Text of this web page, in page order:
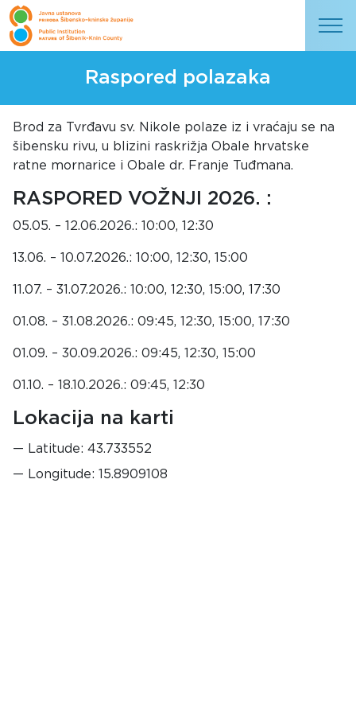
Raspored polazaka
Brod za Tvrđavu sv. Nikole polaze iz i vraćaju se na
šibensku rivu, u blizini raskrižja Obale hrvatske
ratne mornarice i Obale dr. Franje Tuđmana.
RASPORED VOŽNJI 2026. :
05.05. – 12.06.2026.: 10:00, 12:30
13.06. – 10.07.2026.: 10:00, 12:30, 15:00
11.07. – 31.07.2026.: 10:00, 12:30, 15:00, 17:30
01.08. – 31.08.2026.: 09:45, 12:30, 15:00, 17:30
01.09. – 30.09.2026.: 09:45, 12:30, 15:00
01.10. – 18.10.2026.: 09:45, 12:30
Lokacija na karti
Latitude: 43.733552
Longitude: 15.8909108